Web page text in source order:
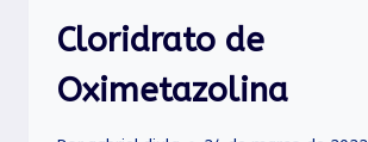
Cloridrato de
Oximetazolina